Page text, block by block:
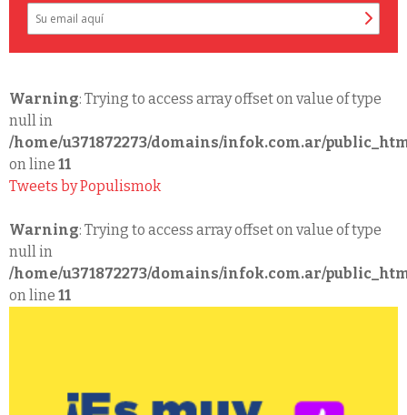
Warning: Trying to access array offset on value of type
null in
/home/u371872273/domains/infok.com.ar/
on line 11
Tweets by Populismok
Warning: Trying to access array offset on value of type
null in
/home/u371872273/domains/infok.com.ar/
on line 11